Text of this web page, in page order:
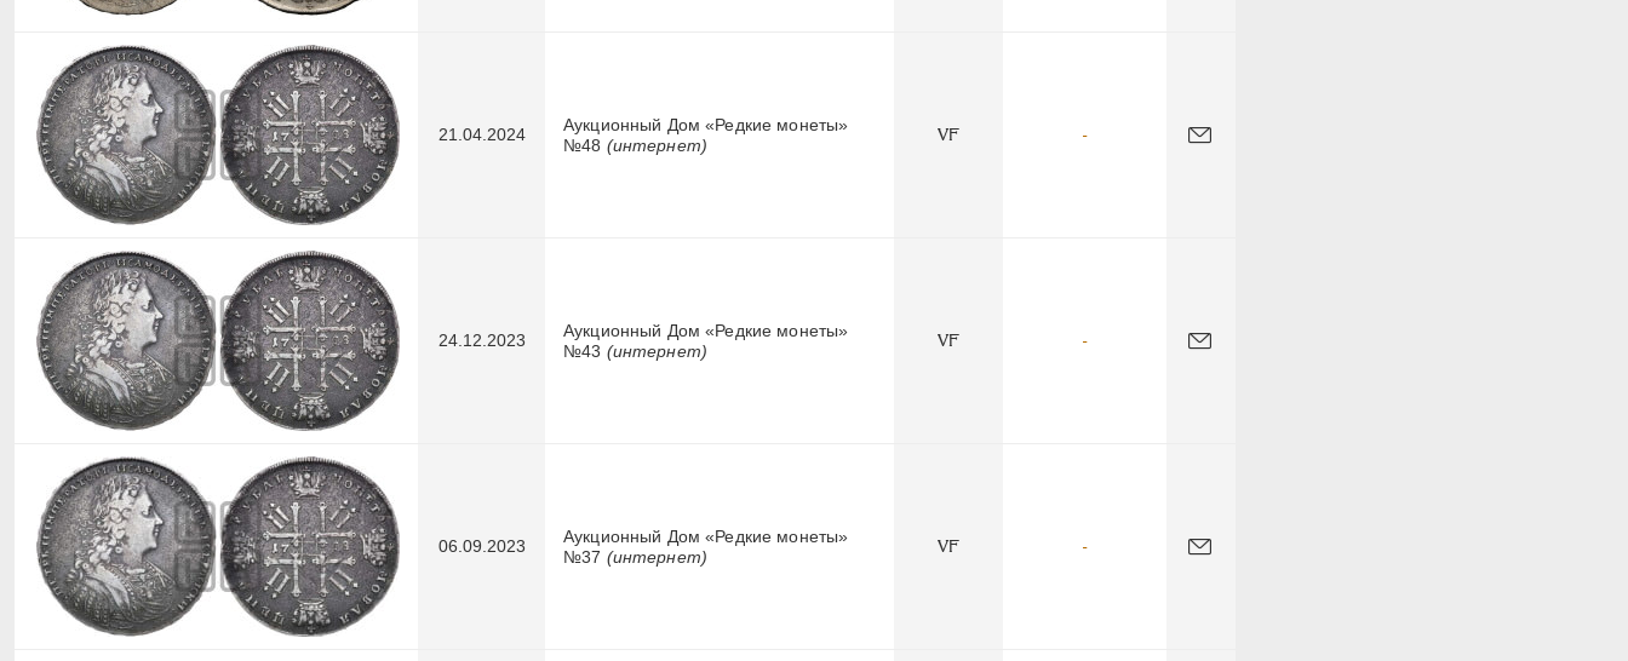
21.04.2024
Аукционный Дом «Редкие монеты»
№48 (интернет)
VF -
24.12.2023
Аукционный Дом «Редкие монеты»
№43 (интернет)
VF -
06.09.2023
Аукционный Дом «Редкие монеты»
№37 (интернет)
VF -